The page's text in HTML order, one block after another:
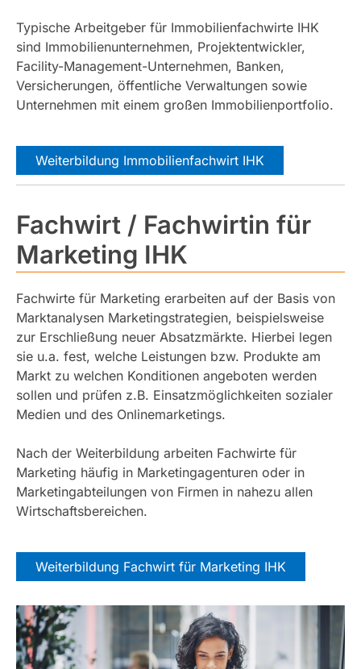
Typische Arbeitgeber für Immobilienfachwirte IHK
sind Immobilienunternehmen, Projektentwickler,
Facility-Management-Unternehmen, Banken,
Versicherungen, öffentliche Verwaltungen sowie
Unternehmen mit einem großen Immobilienportfolio.
Weiterbildung Immobilienfachwirt IHK
Fachwirt / Fachwirtin für
Marketing IHK
Fachwirte für Marketing erarbeiten auf der Basis von
Marktanalysen Marketingstrategien, beispielsweise
zur Erschließung neuer Absatzmärkte. Hierbei legen
sie u.a. fest, welche Leistungen bzw. Produkte am
Markt zu welchen Konditionen angeboten werden
sollen und prüfen z.B. Einsatzmöglichkeiten sozialer
Medien und des Onlinemarketings.
Nach der Weiterbildung arbeiten Fachwirte für
Marketing häufig in Marketingagenturen oder in
Marketingabteilungen von Firmen in nahezu allen
Wirtschaftsbereichen.
Weiterbildung Fachwirt für Marketing IHK